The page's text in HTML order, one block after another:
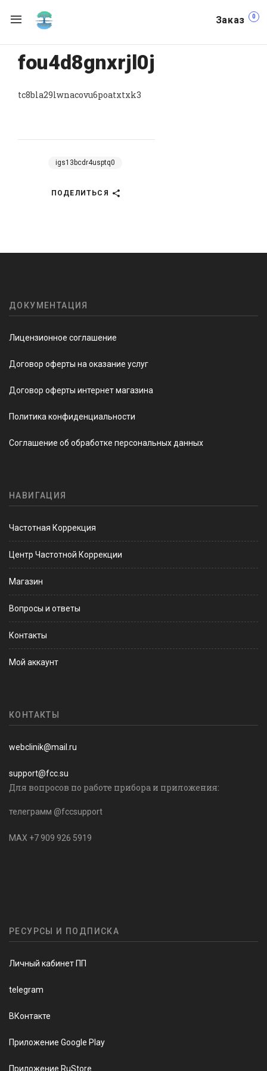
Заказ 0
fou4d8gnxrjl0j
tc8bla29lwnacovu6poatxtxk3
igs13bcdr4usptq0
ПОДЕЛИТЬСЯ
ДОКУМЕНТАЦИЯ
Лицензионное соглашение
Договор оферты на оказание услуг
Договор оферты интернет магазина
Политика конфиденциальности
Соглашение об обработке персональных данных
НАВИГАЦИЯ
Частотная Коррекция
Центр Частотной Коррекции
Магазин
Вопросы и ответы
Контакты
Мой аккаунт
КОНТАКТЫ
webclinik@mail.ru
support@fcc.su
Для вопросов по работе прибора и приложения:
телеграмм @fccsupport
MAX +7 909 926 5919
РЕСУРСЫ И ПОДПИСКА
Личный кабинет ПП
telegram
ВКонтакте
Приложение Google Play
Приложение RuStore